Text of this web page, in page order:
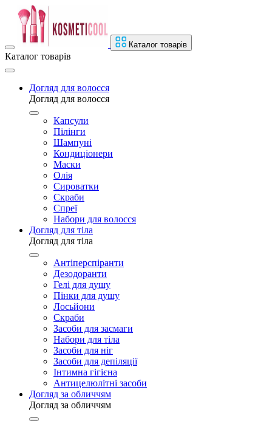
Каталог товарів
Каталог товарів
Догляд для волосся
Догляд для волосся
Капсули
Пілінги
Шампуні
Кондиціонери
Маски
Олія
Сироватки
Скраби
Спреї
Набори для волосся
Догляд для тіла
Догляд для тіла
Антіперспіранти
Дезодоранти
Гелі для душу
Пінки для душу
Лосьйони
Скраби
Засоби для засмаги
Набори для тіла
Засоби для ніг
Засоби для депіляції
Інтимна гігієна
Антицелюлітні засоби
Догляд за обличчям
Догляд за обличчям